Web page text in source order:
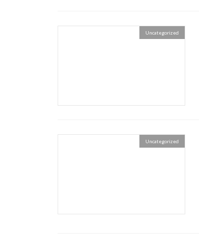
Uncategorized
Uncategorized